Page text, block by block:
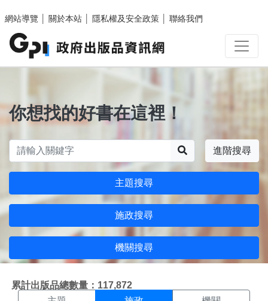
網站導覽
關於本站 隱私權及安全政策 聯絡我們
你想找的好書在這裡！
進階搜尋
主題搜尋
施政搜尋
機關搜尋
累計出版品總數量：117,872
施政搜尋結果頁面